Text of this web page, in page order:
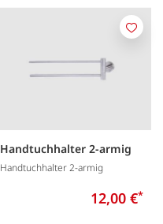
Handtuchhalter 2-armig
Handtuchhalter 2-armig
12,00 €*